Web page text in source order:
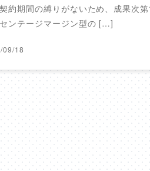
約期間の縛りがないため、成果次
ンテージマージン型の […]
09/18